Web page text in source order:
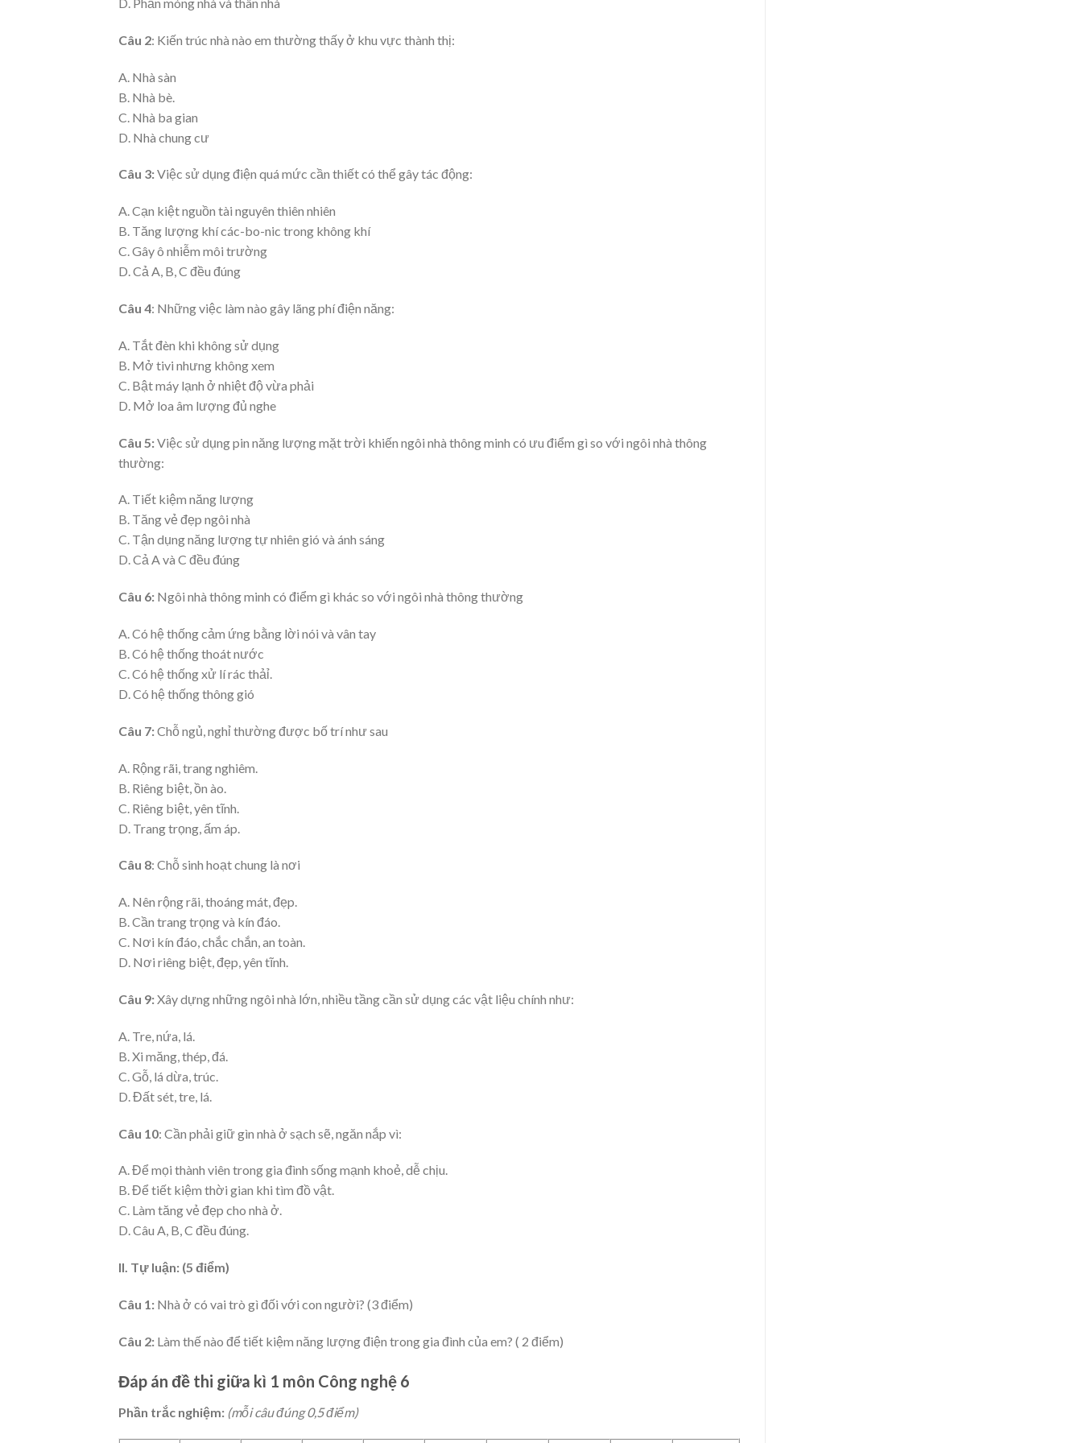
Câu 2: Kiến trúc nhà nào em thường thấy ở khu vực thành thị:
A. Nhà sàn
B. Nhà bè.
C. Nhà ba gian
D. Nhà chung cư
Câu 3:Việc sử dụng điện quá mức cần thiết có thể gây tác động:
A. Cạn kiệt nguồn tài nguyên thiên nhiên
B. Tăng lượng khí các-bo-nic trong không khí
C. Gây ô nhiễm môi trường
D. Cả A, B, C đều đúng
Câu 4: Những việc làm nào gây lãng phí điện năng:
A. Tắt đèn khi không sử dụng
B. Mở tivi nhưng không xem
C. Bật máy lạnh ở nhiệt độ vừa phải
D. Mở loa âm lượng đủ nghe
Câu 5:Việc sử dụng pin năng lượng mặt trời khiến ngôi nhà thông minh có ưu điểm gì so với ngôi nhà thông
thường:
A. Tiết kiệm năng lượng
B. Tăng vẻ đẹp ngôi nhà
C. Tận dụng năng lượng tự nhiên gió và ánh sáng
D. Cả A và C đều đúng
Câu 6: Ngôi nhà thông minh có điểm gì khác so với ngôi nhà thông thường
A. Có hệ thống cảm ứng bằng lời nói và vân tay
B. Có hệ thống thoát nước
C. Có hệ thống xử lí rác thảỉ.
D. Có hệ thống thông gió
Câu 7:Chỗ ngủ, nghỉ thường được bố trí như sau
A. Rộng rãi, trang nghiêm.
B. Riêng biệt, ồn ào.
C. Riêng biệt, yên tĩnh.
D. Trang trọng, ấm áp.
Câu 8: Chỗ sinh hoạt chung là nơi
A. Nên rộng rãi, thoáng mát, đẹp.
B. Cần trang trọng và kín đáo.
C. Nơi kín đáo, chắc chắn, an toàn.
D. Nơi riêng biệt, đẹp, yên tĩnh.
Câu 9:Xây dựng những ngôi nhà lớn, nhiều tầng cần sử dụng các vật liệu chính như:
A. Tre, nứa, lá.
B. Xi măng, thép, đá.
C. Gỗ, lá dừa, trúc.
D. Đất sét, tre, lá.
Câu 10: Cần phải giữ gìn nhà ở sạch sẽ, ngăn nắp vì:
A. Để mọi thành viên trong gia đình sống mạnh khoẻ, dễ chịu.
B. Để tiết kiệm thời gian khi tìm đồ vật.
C. Làm tăng vẻ đẹp cho nhà ở.
D. Câu A, B, C đều đúng.
II. Tự luận: (5 điểm)
Câu 1: Nhà ở có vai trò gì đối với con người? (3 điểm)
Câu 2: Làm thế nào để tiết kiệm năng lượng điện trong gia đình của em? ( 2 điểm)
Đáp án đề thi giữa kì 1 môn Công nghệ 6
Phần trắc nghiệm: (mỗi câu đúng 0,5 điểm)